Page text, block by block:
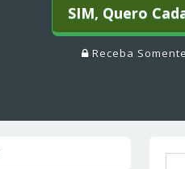
SIM, Quero
Receba